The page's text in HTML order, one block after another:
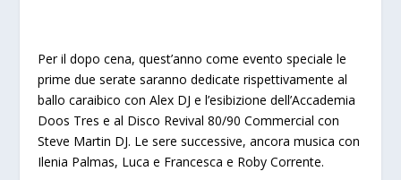
Per il dopo cena, quest’anno come evento speciale le
prime due serate saranno dedicate rispettivamente al
ballo caraibico con Alex DJ e l’esibizione dell’Accademia
Doos Tres e al Disco Revival 80/90 Commercial con
Steve Martin DJ. Le sere successive, ancora musica con
Ilenia Palmas, Luca e Francesca e Roby Corrente.